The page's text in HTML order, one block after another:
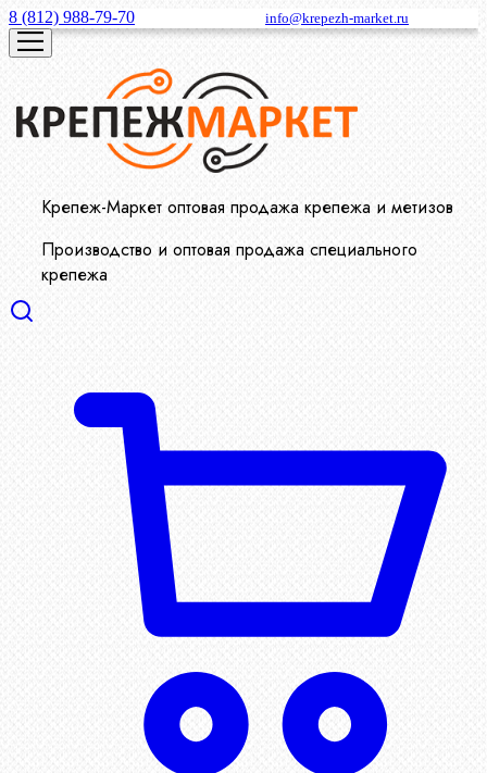
8 (812) 988-79-70 info@krepezh-market.ru
Крепеж-Маркет оптовая продажа крепежа и метизов
Производство и оптовая продажа специального
крепежа